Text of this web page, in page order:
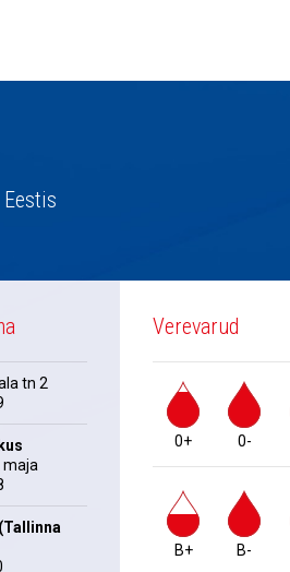
tn 2
maja
Verevarud
0+ 0-
B+ B-